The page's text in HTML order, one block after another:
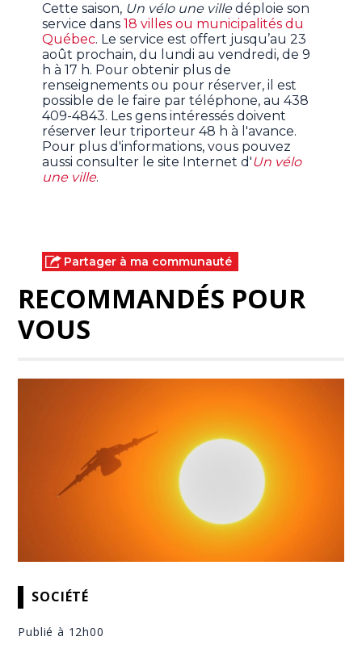
Cette saison, Un vélo une villedéploie son
service dans18 villes ou municipalités du
Québec. Le service est offert jusqu’au 23
août prochain, du lundi au vendredi, de 9
h à 17 h. Pour obtenir plus de
renseignements ou pour réserver, il est
possible de le faire par téléphone, au 438
409-4843. Les gens intéressés doivent
réserver leur triporteur 48 h à l'avance.
Pour plus d'informations, vous pouvez
aussi consulter le site Internet d'Un vélo
une ville.
Partager à ma communauté
RECOMMANDÉS POUR
VOUS
SOCIÉTÉ
Publié à 12h00